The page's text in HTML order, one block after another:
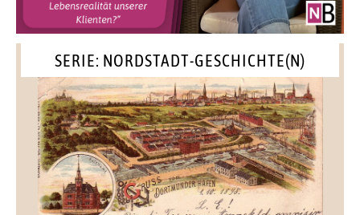
SERIE: NORDSTADT-GESCHICHTE(N)